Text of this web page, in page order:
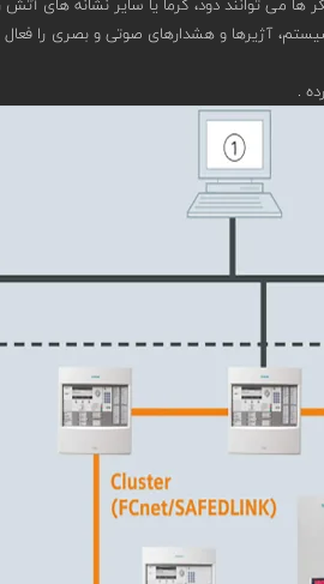
آژیرها و هشدارهای صوتی و بصری را
.